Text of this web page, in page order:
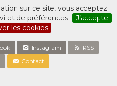
sur ce site, vous acceptez
et de préférences
J’accepte
les cookies
Instagram
RSS
Contact